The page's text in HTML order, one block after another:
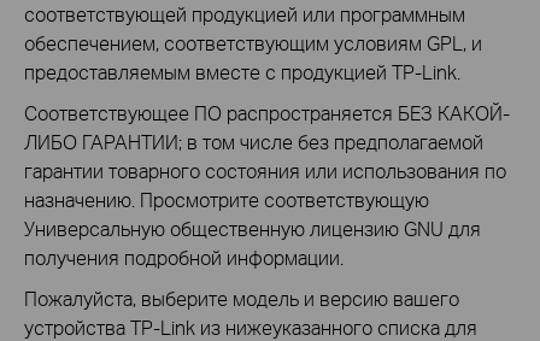
соответствующей продукцией или программным
обеспечением, соответствующим условиям GPL, и
предоставляемым вместе с продукцией TP-Link.
Соответствующее ПО распространяется БЕЗ КАКОЙ-
ЛИБО ГАРАНТИИ; в том числе без предполагаемой
гарантии товарного состояния или использования по
назначению. Просмотрите соответствующую
Универсальную общественную лицензию GNU для
получения подробной информации.
Пожалуйста, выберите модель и версию вашего
устройства TP-Link из нижеуказанного списка для